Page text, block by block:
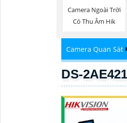
Camera Ngoài Trời
Có Thu Âm Hik
Camera Quan Sát
DS-